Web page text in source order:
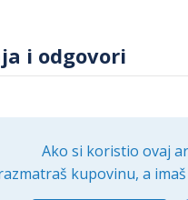
i odgovori
Ako si koristio ovaj
kupovinu, a